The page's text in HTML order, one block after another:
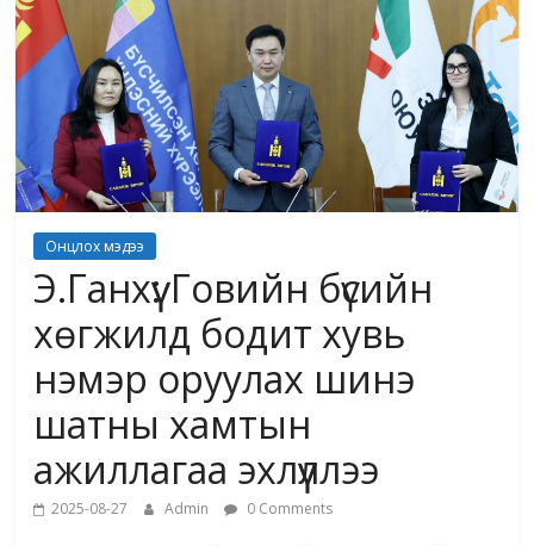
Онцлох мэдээ
Э.Ганхүү: Говийн бүсийн
хөгжилд бодит хувь
нэмэр оруулах шинэ
шатны хамтын
ажиллагаа эхлүүллээ
2025-08-27 Admin 0 Comments